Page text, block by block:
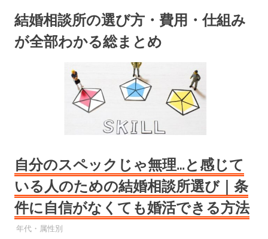
結婚相談所の選び方・費用・仕組み
が全部わかる総まとめ
自分のスペックじゃ無理…と感じて
いる人のための結婚相談所選び｜条
件に自信がなくても婚活できる方法
2025年7月12日
YYYPRO
年代・属性別